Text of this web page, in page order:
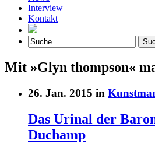
Interview
Kontakt
Mit »Glyn thompson«
26. Jan. 2015 in
Das Urinal der
Duchamp